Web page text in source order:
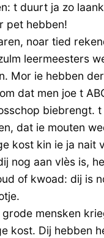
t duurt ja zo
pet hebben!
noar tied
leermeesters
Mor ie hebben
dat men joe t
biebrengt. t
dat ie mouten
kost kin ie ja nait
nog aan vlès is,
of kwoad: dij is
mensken
kost. Dij hebben